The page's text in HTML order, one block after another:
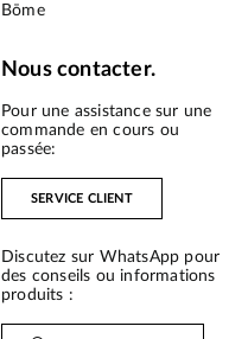
Bōme
Nous contacter.
Pour une assistance sur une
commande en cours ou
passée:
SERVICE CLIENT
Discutez sur WhatsApp pour
des conseils ou informations
produits :